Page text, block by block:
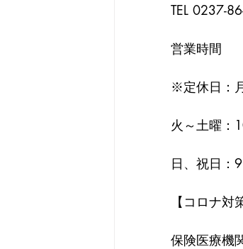
TEL 0237-
営業時間
※定休日：
火～土曜
日、祝日
【コロナ対
保険医療機